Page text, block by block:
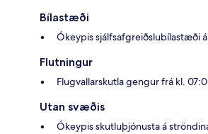
Bílastæði
Ókeypis sjálfsafgreiðslubílastæði
Flutningur
Flugvallarskutla gengur frá kl.
Utan svæðis
Ókeypis skutluþjónusta á